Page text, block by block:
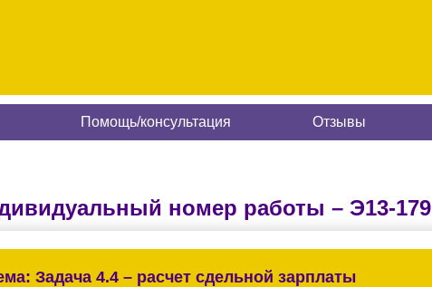
Помощь/консультация Отзывы
номер работы – Э13-179
Задача 4.4 – расчет сдельной зарплаты